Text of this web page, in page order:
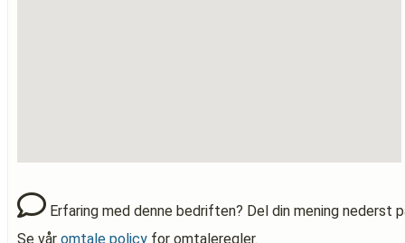
Erfaring med denne bedriften? Del din mening nederst
Se vår omtale policy for omtaleregler.